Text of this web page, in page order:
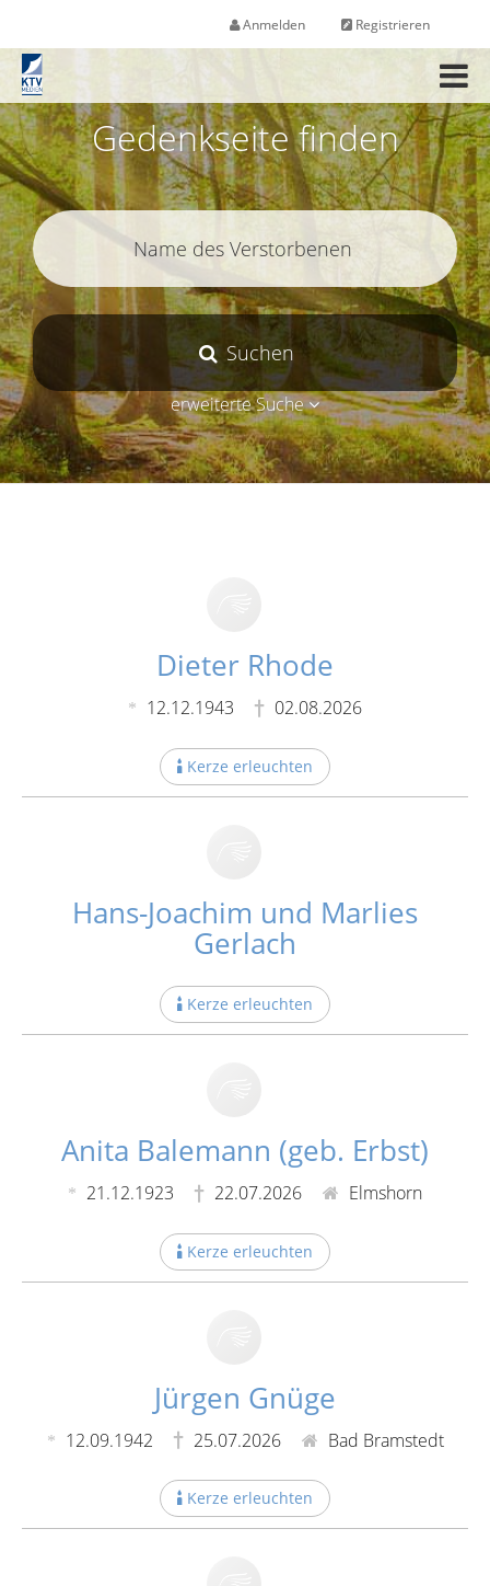
Anmelden Registrieren
M
e
n
ü
Gedenkseite finden
Suchen
erweiterte Suche
Dieter Rhode
12.12.1943 02.08.2026
Kerze erleuchten
Hans-Joachim und Marlies
Gerlach
Kerze erleuchten
Anita Balemann (geb. Erbst)
21.12.1923 22.07.2026 Elmshorn
Kerze erleuchten
Jürgen Gnüge
12.09.1942 25.07.2026 Bad Bramstedt
Kerze erleuchten